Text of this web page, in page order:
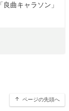
曲キャラソン」
ページの先頭へ